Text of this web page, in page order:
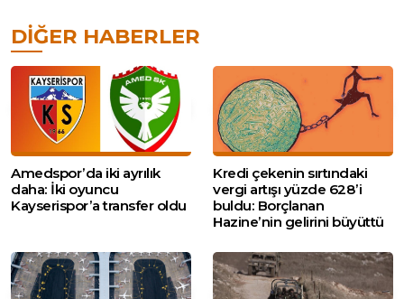
DIĞER HABERLER
Amedspor’da iki ayrılık
daha: İki oyuncu
Kayserispor’a transfer oldu
Kredi çekenin sırtındaki
vergi artışı yüzde 628’i
buldu: Borçlanan
Hazine’nin gelirini büyüttü